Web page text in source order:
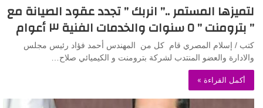
لتميزها المستمر ..” انربك ” تجدد عقود الصيانة مع
” بترومنت ” ٥ سنوات والخدمات الفنية ٣ أعوام
كتب / إسلام المصري قام كل من المهندس أحمد فؤاد رئيس مجلس
والادارة والعضو المنتدب لشركة بترومنت و الكيميائي صلاح…
أكمل القراءة »